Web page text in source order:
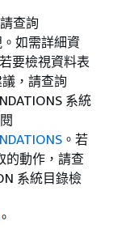
查詢
。如需詳細資
要檢視資料表
，請查詢
系統
。若
的動作，請查
系統目錄檢
。